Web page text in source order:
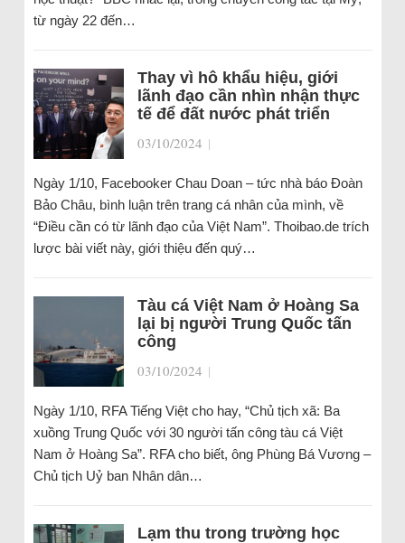
từ ngày 22 đến…
Thay vì hô khẩu hiệu, giới
lãnh đạo cần nhìn nhận thực
tế để đất nước phát triển
03/10/2024 |
Ngày 1/10, Facebooker Chau Doan – tức nhà báo Đoàn
Bảo Châu, bình luận trên trang cá nhân của mình, về
“Điều cần có từ lãnh đạo của Việt Nam”. Thoibao.de trích
lược bài viết này, giới thiệu đến quý…
Tàu cá Việt Nam ở Hoàng Sa
lại bị người Trung Quốc tấn
công
03/10/2024 |
Ngày 1/10, RFA Tiếng Việt cho hay, “Chủ tịch xã: Ba
xuồng Trung Quốc với 30 người tấn công tàu cá Việt
Nam ở Hoàng Sa”. RFA cho biết, ông Phùng Bá Vương –
Chủ tịch Uỷ ban Nhân dân…
Lạm thu trong trường học